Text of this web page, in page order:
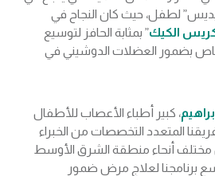
لطفل، حيث كان النجاح في
الكيك” بمثابة الحافز لتوسيع
بضمور العضلات الدوشيني في
، كبير أطباء الأعصاب للأطفال
المتعدد التخصصات من الخبراء
أنحاء منطقة الشرق الأوسط
برنامجنا لعلاج مرض ضمور